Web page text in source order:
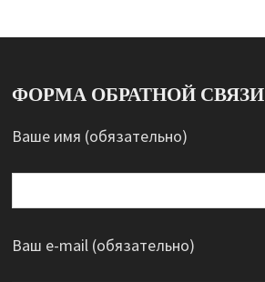
ФОРМА ОБРАТНОЙ СВЯЗИ
Ваше имя (обязательно)
Ваш e-mail (обязательно)